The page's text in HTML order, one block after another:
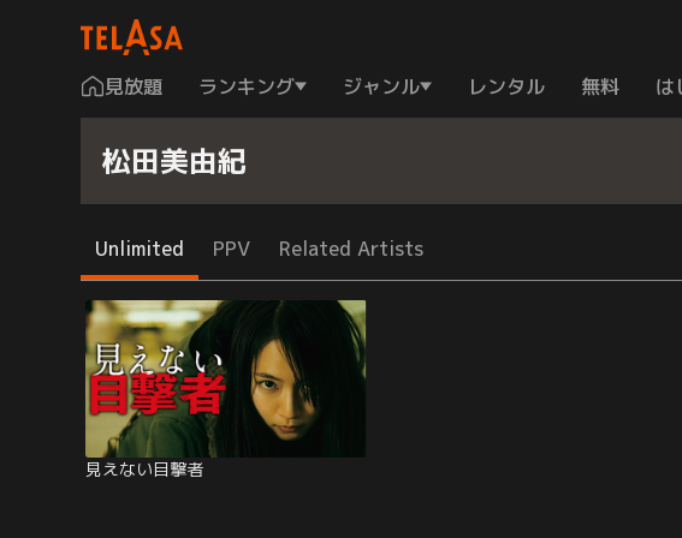
見放題 ランキング ジャンル レンタル 無料 は
松田美由紀
Unlimited PPV Related Artists
見えない目撃者